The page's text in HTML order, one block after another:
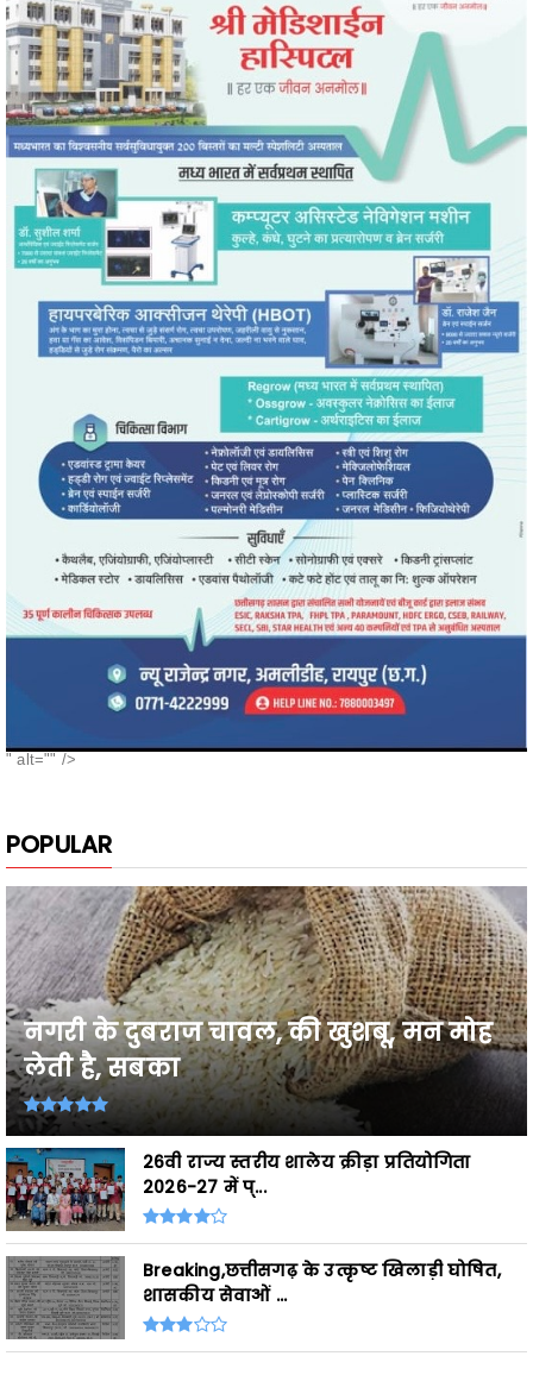
POPULAR
नगरी के दुबराज चावल, की खुशबू, मन मोह
लेती है, सबका
26वी राज्य स्तरीय शालेय क्रीड़ा प्रतियोगिता
2026-27 में प्...
Breaking,छत्तीसगढ़ के उत्कृष्ट खिलाड़ी घोषित,
शासकीय सेवाओं ...
ADS